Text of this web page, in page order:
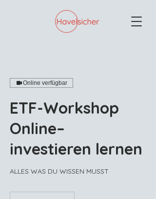
Online verfügbar
ETF-Workshop
Online–
investieren lernen
ALLES WAS DU WISSEN MUSST